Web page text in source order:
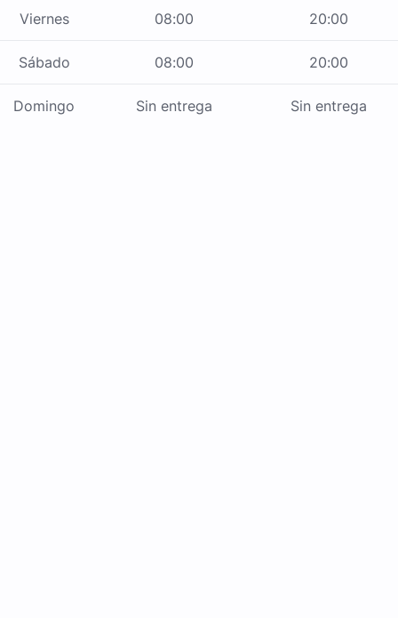
Viernes 08:00 20:00
Sábado 08:00 20:00
Domingo Sin entrega Sin entrega